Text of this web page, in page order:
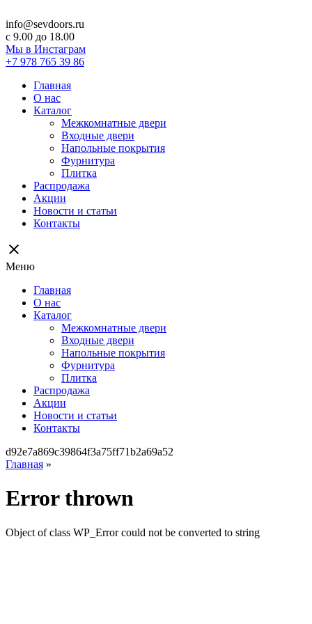
info@sevdoors.ru
c 9.00 до 18.00
Мы в Инстаграм
+7 978 765 39 86
Главная
О нас
Каталог
Межкомнатные двери
Входные двери
Напольные покрытия
Фурнитура
Плитка
Распродажа
Акции
Новости и статьи
Контакты
close
Меню
Главная
О нас
Каталог
Межкомнатные двери
Входные двери
Напольные покрытия
Фурнитура
Плитка
Распродажа
Акции
Новости и статьи
Контакты
d92e7a869c39864f3a75ff71b2a69a52
Главная »
Error thrown
Object of class WP_Error could not be converted to string